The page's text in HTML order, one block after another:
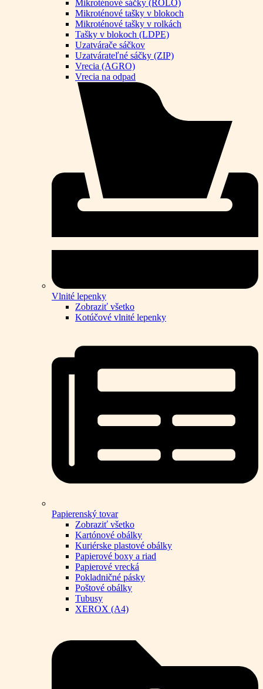
Mikroténové sáčky (ROLO)
Mikroténové tašky v blokoch
Mikroténové tašky v rolkách
Tašky v blokoch (LDPE)
Uzatvárače sáčkov
Uzatvárateľné sáčky (ZIP)
Vrecia (AGRO)
Vrecia na odpad
Vlnité lepenky
Zobraziť všetko
Kotúčové vlnité lepenky
Papierenský tovar
Zobraziť všetko
Kartónové obálky
Kuriérske plastové obálky
Papierové boxy a riad
Papierové vrecká
Pokladničné pásky
Poštové obálky
Tubusy
XEROX (A4)